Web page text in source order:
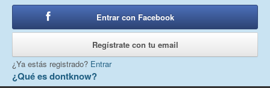
¿Qué es dontknow?
Entrar con Facebook
Regístrate con tu email
¿Ya estás registrado? Entrar